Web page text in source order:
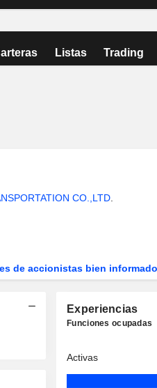
Listas Trading
CO.,LTD.
de accionistas bien
Experiencias
Funciones ocupadas
Activas